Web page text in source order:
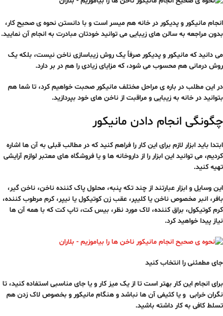
انجام مانیکور و پدیکور در خانه هم میسر است و با دانستن نحوه ی صحیح کار،
بدون مراجعه به سالن های زیبایی می توانید خودتان مبادرت به انجام آن نمایید.
می دانید که مانیکور و پدیکور صرفاً یک روش زیباسازی ناخن نیست، بلکه یک
روش درمانی هم محسوب می شود، که مزایای زیادی را هم در بر دارد.
در این مطلب در باره ی مراحل مختلف مانیکور صحبت خواهیم کرد، تا شما هم
بتوانید در خانه به زیبایی و مراقبت از ناخن های خود بپردازید.
چگونگی انجام دادن مانیکور
ابتدا باید ابزار لازم برای این کار را فراهم کنید که در مطالب قبلی به آن ها اشاره
کردیم، می توانید این ابزار را از داروخانه ها و یا فروشگاه های معتبر لوازم آرایشی
تهیه کنید.
این وسایل و ابزار عبارتند از چند تکه پنبه، محلول پاک کننده ناخن، ناخن گیر،
بافر، انبر مخصوص ناخن یا کلیپر، عقب زن کوتیکول یا نیپر، کرم مرطوب کننده،
کرم کوتیکول، براق کننده، لاک مورد نظر، بیس کت، تاپ کت که با همه آن ها
نیاز پیدا خواهید کرد.
جای مطمئنی را انتخاب کنید
برای انجام این کار بهتر است تا از یک میز کار و یا جای مناسبی استفاده کنید، تا
نگران خرابی و یا کثیفی آن ها نباشد و هنگام مانیکور و بخصوص لاک زدن هم
تسلط کافی به کار داشته باشید.